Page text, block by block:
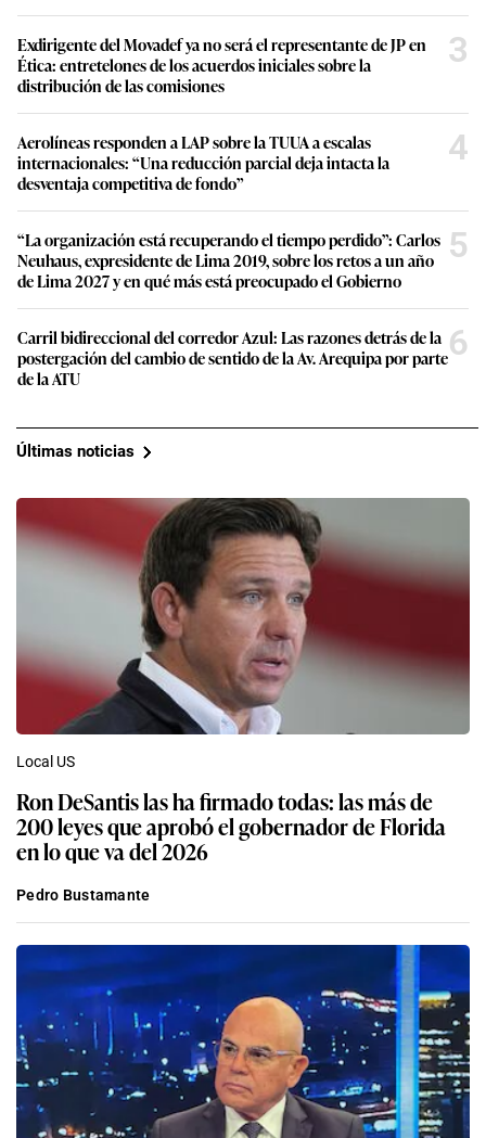
Exdirigente del Movadef ya no será el representante de JP en
Ética: entretelones de los acuerdos iniciales sobre la
distribución de las comisiones
3
Aerolíneas responden a LAP sobre la TUUA a escalas
internacionales: “Una reducción parcial deja intacta la
desventaja competitiva de fondo”
4
“La organización está recuperando el tiempo perdido”: Carlos
Neuhaus, expresidente de Lima 2019, sobre los retos a un año
de Lima 2027 y en qué más está preocupado el Gobierno
5
Carril bidireccional del corredor Azul: Las razones detrás de la
postergación del cambio de sentido de la Av. Arequipa por parte
de la ATU
6
Últimas noticias
Local US
Ron DeSantis las ha firmado todas: las más de
200 leyes que aprobó el gobernador de Florida
en lo que va del 2026
Pedro Bustamante